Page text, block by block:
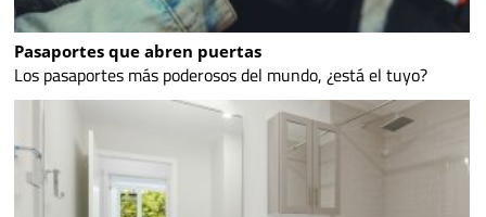
Pasaportes que abren puertas
Los pasaportes más poderosos del mundo, ¿está el tuyo?